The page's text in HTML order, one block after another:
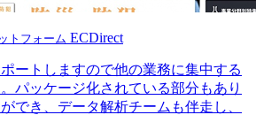
トフォーム ECDirect
ートしますので他の業務に集中する
パッケージ化されている部分もあり
でき、データ解析チームも伴走し、